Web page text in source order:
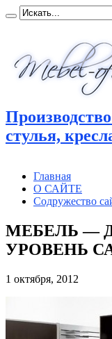
стулья,
Главная
О САЙТЕ
Содружество
МЕБЕЛЬ —
УРОВЕНЬ
1 октября, 2012